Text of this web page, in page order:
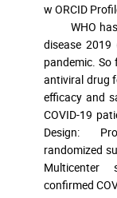
w ORCID
WHO has
disease 2019
pandemic. So
antiviral drug
efficacy and
COVID-19
Design:
randomized
Multicenter
confirmed